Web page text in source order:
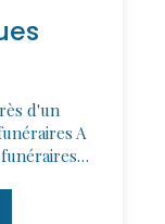
d'un
A